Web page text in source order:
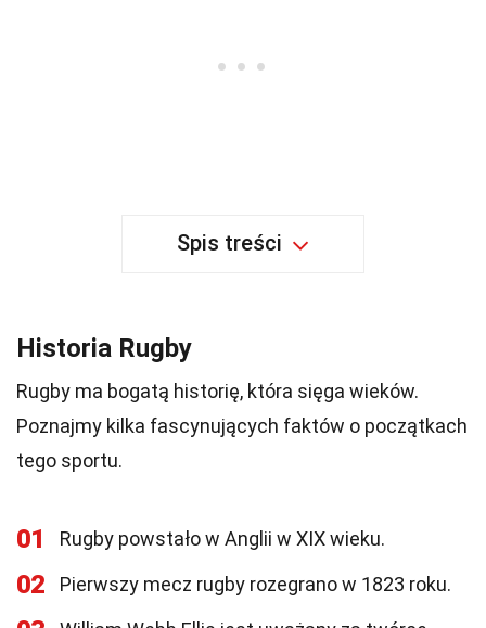
Spis treści
Historia Rugby
Rugby ma bogatą historię, która sięga wieków.
Poznajmy kilka fascynujących faktów o początkach
tego sportu.
01 Rugby powstało w Anglii w XIX wieku.
02 Pierwszy mecz rugby rozegrano w 1823 roku.